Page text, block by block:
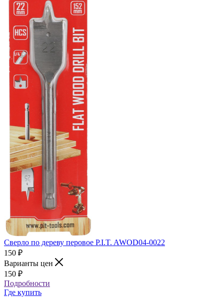
Сверло по дереву перовое P.I.T. AWOD04-0022
150 ₽
Варианты цен
150 ₽
Подробности
Где купить